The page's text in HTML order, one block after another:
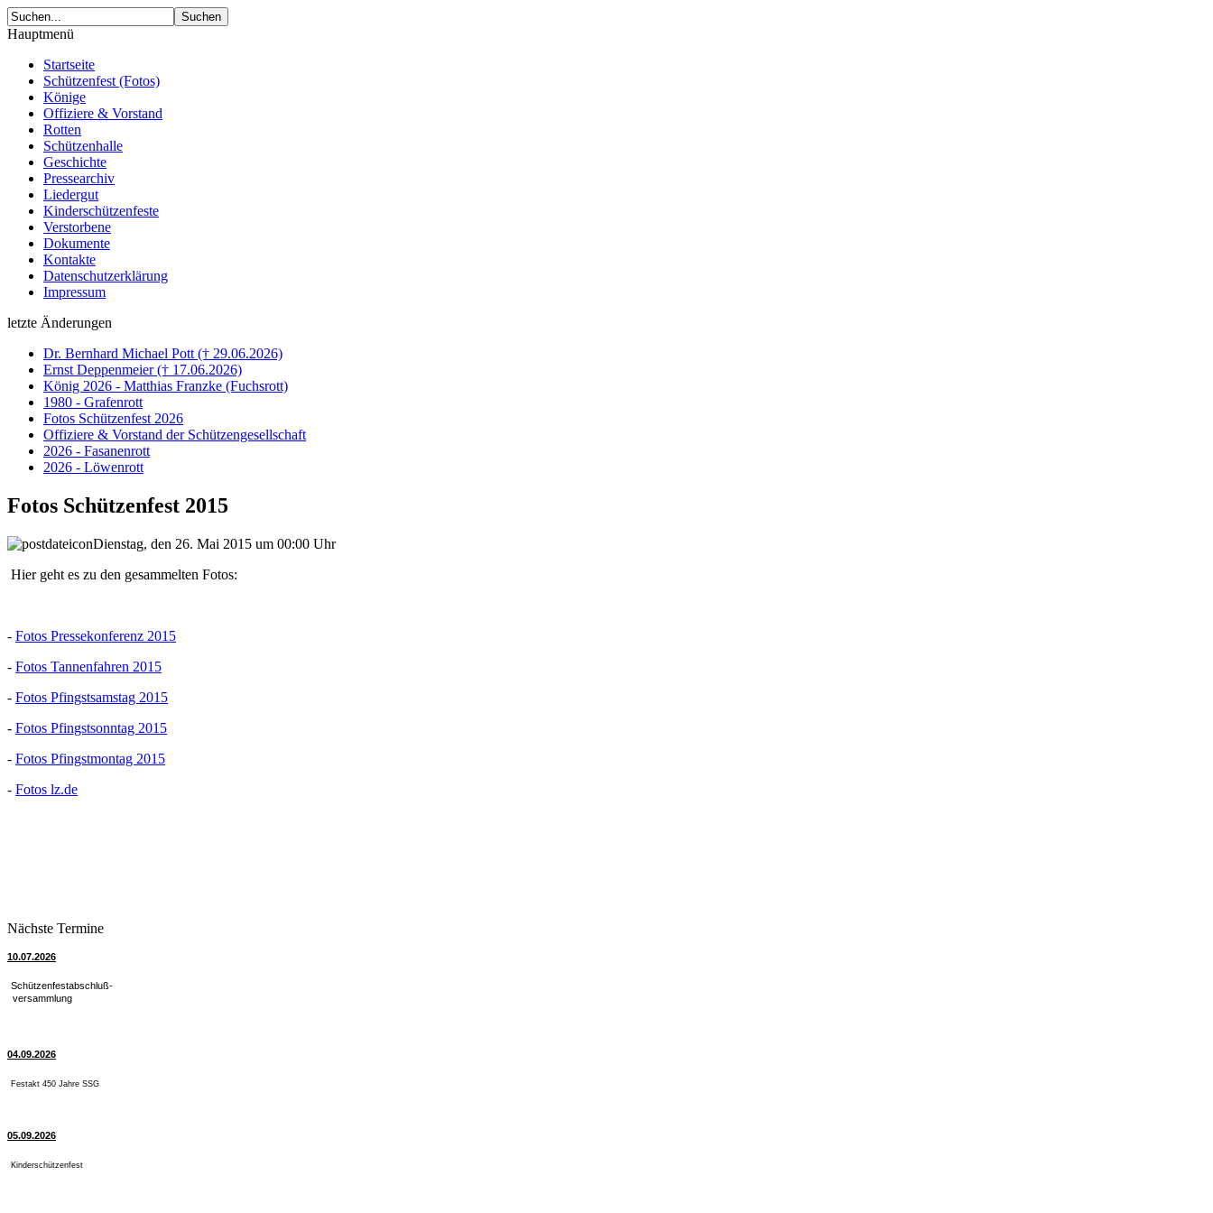
Hauptmenü
Startseite
Schützenfest (Fotos)
Könige
Offiziere & Vorstand
Rotten
Schützenhalle
Geschichte
Pressearchiv
Liedergut
Kinderschützenfeste
Verstorbene
Dokumente
Kontakte
Datenschutzerklärung
Impressum
letzte Änderungen
Dr. Bernhard Michael Pott († 29.06.2026)
Ernst Deppenmeier († 17.06.2026)
König 2026 - Matthias Franzke (Fuchsrott)
1980 - Grafenrott
Fotos Schützenfest 2026
Offiziere & Vorstand der Schützengesellschaft
2026 - Fasanenrott
2026 - Löwenrott
Fotos Schützenfest 2015
Dienstag, den 26. Mai 2015 um 00:00 Uhr
Hier geht es zu den gesammelten Fotos:
- Fotos Pressekonferenz 2015
- Fotos Tannenfahren 2015
- Fotos Pfingstsamstag 2015
- Fotos Pfingstsonntag 2015
- Fotos Pfingstmontag 2015
- Fotos lz.de
Nächste Termine
10.07.2026
Schützenfestabschluß-
versammlung
04.09.2026
Festakt 450 Jahre SSG
05.09.2026
Kinderschützenfest